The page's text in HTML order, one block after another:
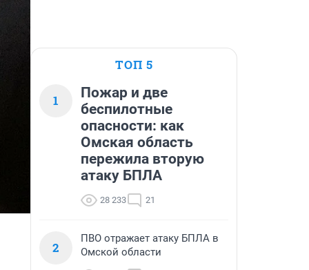
ТОП 5
1
Пожар и две
беспилотные
опасности: как
Омская область
пережила вторую
атаку БПЛА
28 233 21
2
ПВО отражает атаку БПЛА в
Омской области